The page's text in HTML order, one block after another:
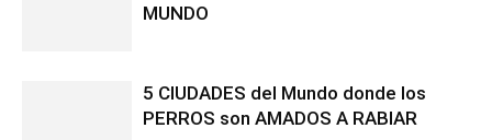
MUNDO
5 CIUDADES del Mundo donde los
PERROS son AMADOS A RABIAR